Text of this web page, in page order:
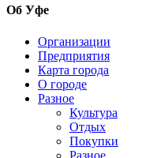
Об Уфе
Организации
Предприятия
Карта города
О городе
Разное
Культура
Отдых
Покупки
Разное